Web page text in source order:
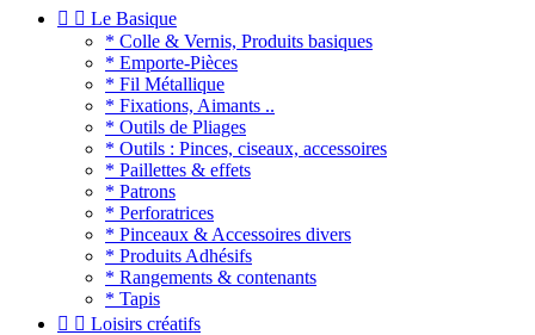
  Le Basique
* Colle & Vernis, Produits basiques
* Emporte-Pièces
* Fil Métallique
* Fixations, Aimants ..
* Outils de Pliages
* Outils : Pinces, ciseaux, accessoires
* Paillettes & effets
* Patrons
* Perforatrices
* Pinceaux & Accessoires divers
* Produits Adhésifs
* Rangements & contenants
* Tapis
  Loisirs créatifs